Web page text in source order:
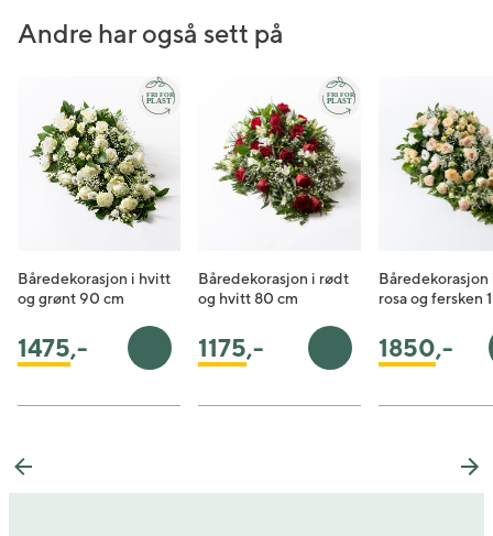
Andre har også sett på
Båredekorasjon i hvitt
og grønt 90 cm
1475,- Legg i handlekurv
Båredekorasjon i rødt
og hvitt 80 cm
1175,- Legg i handlekurv
rosa og fersken
1850,-
Previous